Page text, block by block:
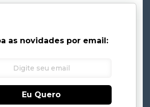
as novidades por email:
Eu Quero